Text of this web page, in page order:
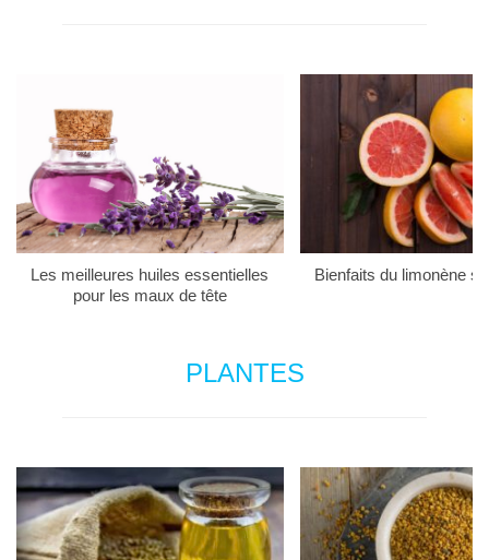
Les meilleures huiles essentielles
pour les maux de tête
Bienfaits du limonène
PLANTES